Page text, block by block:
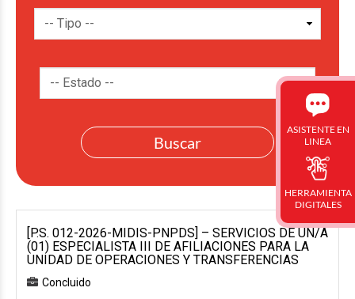
[P.S. 012-2026-MIDIS-PNPDS] – SERVICIOS DE UN/A
(01) ESPECIALISTA III DE AFILIACIONES PARA LA
UNIDAD DE OPERACIONES Y TRANSFERENCIAS
Concluido
ASISTENTE EN
LINEA
HERRAMIENTA
DIGITALES